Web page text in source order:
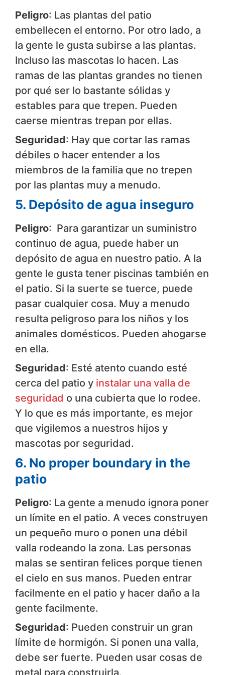
Peligro: Las plantas del patio
embellecen el entorno. Por otro lado, a
la gente le gusta subirse a las plantas.
Incluso las mascotas lo hacen. Las
ramas de las plantas grandes no tienen
por qué ser lo bastante sólidas y
estables para que trepen. Pueden
caerse mientras trepan por ellas.
Seguridad: Hay que cortar las ramas
débiles o hacer entender a los
miembros de la familia que no trepen
por las plantas muy a menudo.
5. Depósito de agua inseguro
Peligro: Para garantizar un suministro
continuo de agua, puede haber un
depósito de agua en nuestro patio. A la
gente le gusta tener piscinas también en
el patio. Si la suerte se tuerce, puede
pasar cualquier cosa. Muy a menudo
resulta peligroso para los niños y los
animales domésticos. Pueden ahogarse
en ella.
Seguridad: Esté atento cuando esté
cerca del patio y instalar una valla de
seguridad o una cubierta que lo rodee.
Y lo que es más importante, es mejor
que vigilemos a nuestros hijos y
mascotas por seguridad.
6. No proper boundary in the
patio
Peligro: La gente a menudo ignora poner
un límite en el patio. A veces construyen
un pequeño muro o ponen una débil
valla rodeando la zona. Las personas
malas se sentiran felices porque tienen
el cielo en sus manos. Pueden entrar
facilmente en el patio y hacer daño a la
gente facilmente.
Seguridad: Pueden construir un gran
límite de hormigón. Si ponen una valla,
debe ser fuerte. Pueden usar cosas de
metal para construirla.